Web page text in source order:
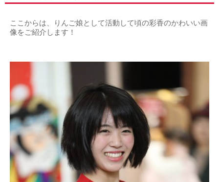
ここからは、りんご娘として活動して頃の彩香のかわいい画
像をご紹介します！